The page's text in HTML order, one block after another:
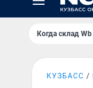
Когда склад
КУЗБАСС